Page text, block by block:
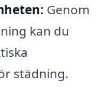
Genom
kan du
städning.